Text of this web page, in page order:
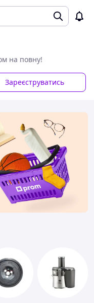
на повну!
Зареєструватись